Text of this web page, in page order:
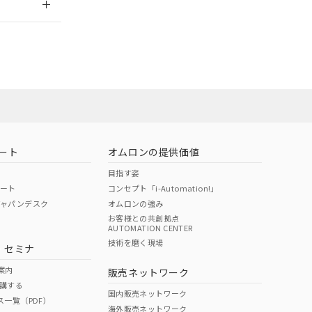
O O
ページへ
ください
ト
ト
パンデスク
セミナ
内
する
覧（PDF）
オムロンの提供価値
目指す姿
コンセプト「i-Automation!」
オムロンの強み
お客様との共創拠点
AUTOMATION CENTER
技術を磨く現場
販売ネットワーク
国内販売ネットワーク
海外販売ネットワーク